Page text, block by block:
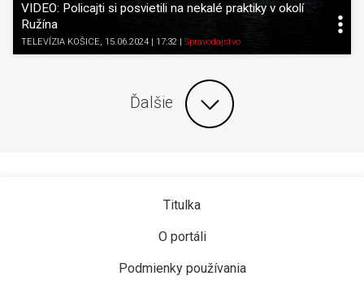
VIDEO: Policajti si posvietili na nekalé praktiky v okolí
Ružína
TELEVÍZIA KOŠICE, 15.06.2024 | 17:32 Spravodajstvo
Ďalšie
Titulka
O portáli
Podmienky používania